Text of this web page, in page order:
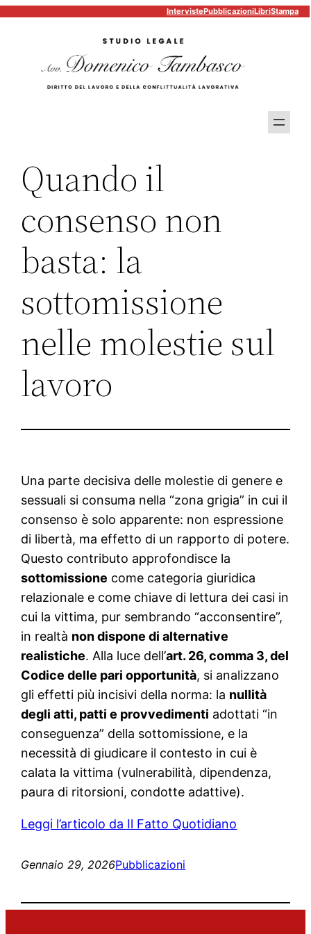
Vai
IntervistePubblicazioniLibriStampa
Quando il
consenso non
basta: la
sottomissione
nelle molestie sul
lavoro
Una parte decisiva delle molestie di genere e
sessuali si consuma nella “zona grigia” in cui il
consenso è solo apparente: non espressione
di libertà, ma effetto di un rapporto di potere.
Questo contributo approfondisce la
sottomissione come categoria giuridica
relazionale e come chiave di lettura dei casi in
cui la vittima, pur sembrando “acconsentire”,
in realtà non dispone di alternative
realistiche. Alla luce dell’art. 26, comma 3, del
Codice delle pari opportunità, si analizzano
gli effetti più incisivi della norma: la nullità
degli atti, patti e provvedimenti adottati “in
conseguenza” della sottomissione, e la
necessità di giudicare il contesto in cui è
calata la vittima (vulnerabilità, dipendenza,
paura di ritorsioni, condotte adattive).
Leggi l’articolo da Il Fatto Quotidiano
Gennaio 29, 2026Pubblicazioni